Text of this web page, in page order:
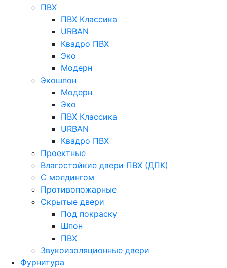
ПВХ
ПВХ Классика
URBAN
Квадро ПВХ
Эко
Модерн
Экошпон
Модерн
Эко
ПВХ Классика
URBAN
Квадро ПВХ
Проектные
Влагостойкие двери ПВХ (ДПК)
С молдингом
Противопожарные
Скрытые двери
Под покраску
Шпон
ПВХ
Звукоизоляционные двери
Фурнитура